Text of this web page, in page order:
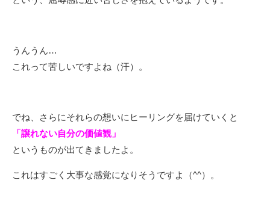
うんうん…
これって苦しいですよね（汗）。
でね、さらにそれらの想いにヒーリングを届けていくと
「譲れない自分の価値観」
というものが出てきましたよ。
これはすごく大事な感覚になりそうですよ（^^）。